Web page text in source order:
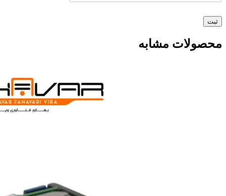
محصولات مشابه